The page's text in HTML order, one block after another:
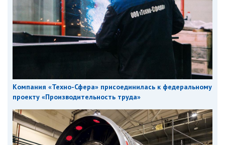
Компания «Техно-Сфера» присоединилась к федеральному
проекту «Производительность труда»